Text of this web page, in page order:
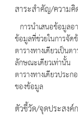
สาระสำคัญ/ความ
การนำเสนอข้อมูลอ
ข้อมูลที่ช่วยในการจัด
ตารางทางเดียวเป็นต
ลักษณะเดียวเท่านั้น
ตารางทางเดียวประ
ของข้อมูล
ตัวชี้วัด/จุดประสงค์